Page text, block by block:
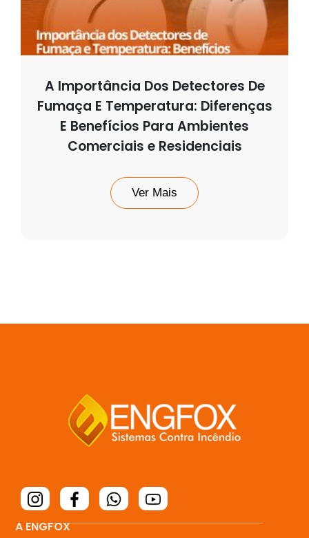
A Importância Dos Detectores De
Fumaça E Temperatura: Diferenças
E Benefícios Para Ambientes
Comerciais e Residenciais
Ver Mais
A ENGFOX